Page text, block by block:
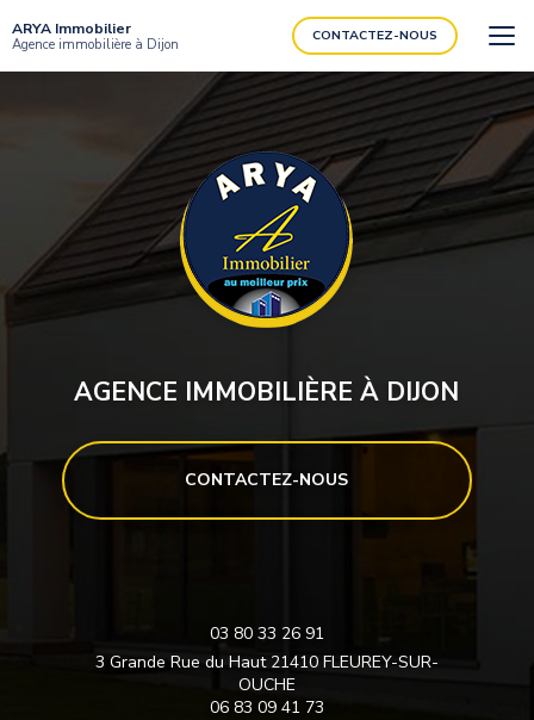
au
contenu
principal
ARYA Immobilier
Agence immobilière à Dijon CONTACTEZ-NOUS
AGENCE IMMOBILIÈRE À DIJON
CONTACTEZ-NOUS
03 80 33 26 91
3 Grande Rue du Haut 21410 FLEUREY-SUR-
OUCHE
06 83 09 41 73